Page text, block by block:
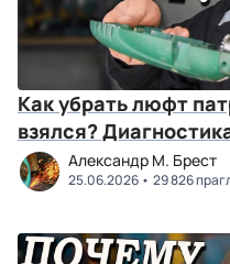
Как убрать люфт
взялся?
Александр М. Брест
25.06.2026 29 826